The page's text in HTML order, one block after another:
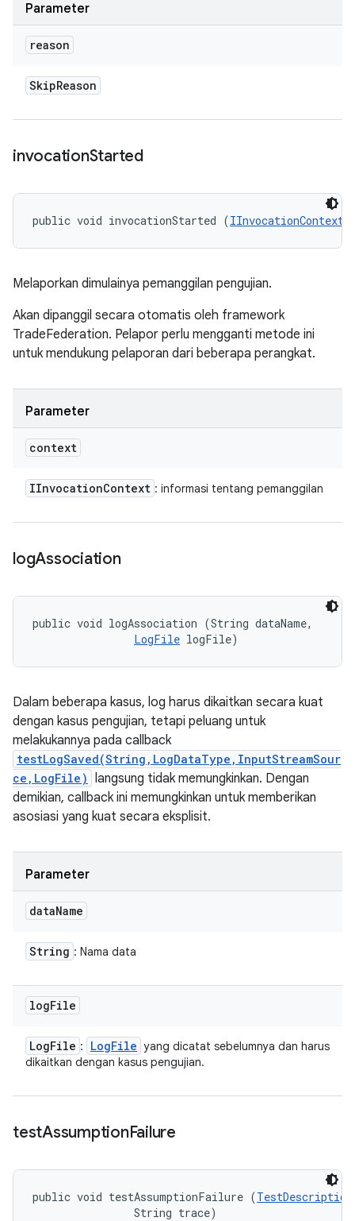
Parameter
reason
SkipReason
invocationStarted
public void invocationStarted (IInvocationContext
Melaporkan dimulainya pemanggilan pengujian.
Akan dipanggil secara otomatis oleh framework
TradeFederation. Pelapor perlu mengganti metode ini
untuk mendukung pelaporan dari beberapa perangkat.
Parameter
context
IInvocationContext : informasi tentang pemanggilan
logAssociation
public void logAssociation (String dataName,
LogFile logFile)
Dalam beberapa kasus, log harus dikaitkan secara kuat
dengan kasus pengujian, tetapi peluang untuk
melakukannya pada callback
testLogSaved(String,LogDataType,InputStreamSour
ce,LogFile) langsung tidak memungkinkan. Dengan
demikian, callback ini memungkinkan untuk memberikan
asosiasi yang kuat secara eksplisit.
Parameter
dataName
String : Nama data
logFile
LogFile : LogFile yang dicatat sebelumnya dan harus
dikaitkan dengan kasus pengujian.
testAssumptionFailure
public void testAssumptionFailure (TestDescription
                String trace)